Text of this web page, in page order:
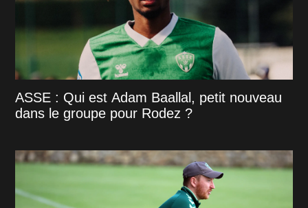
ASSE : Qui est Adam Baallal, petit nouveau
dans le groupe pour Rodez ?